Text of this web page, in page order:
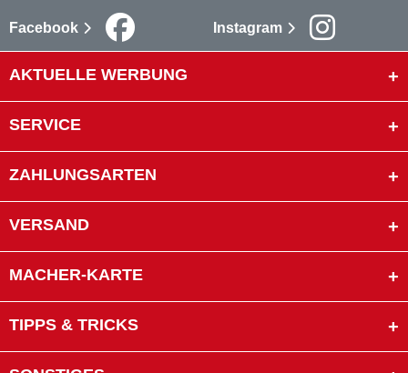
Facebook Instagram
AKTUELLE WERBUNG
SERVICE
ZAHLUNGSARTEN
VERSAND
MACHER-KARTE
TIPPS & TRICKS